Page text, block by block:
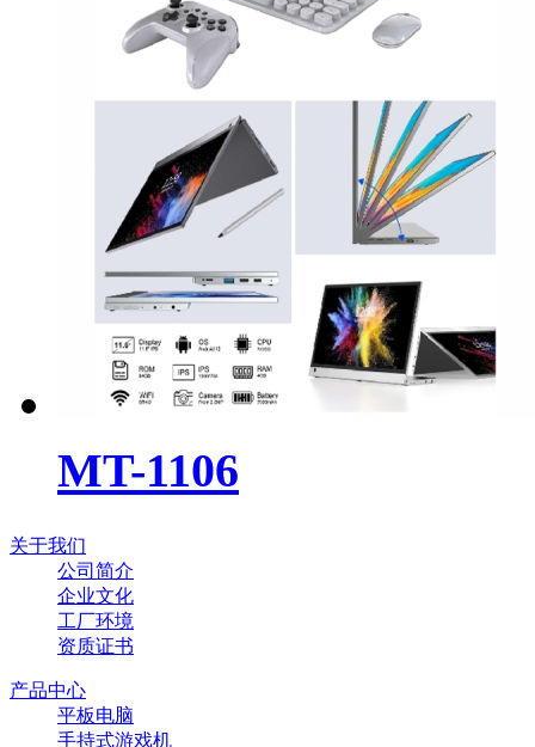
MT-1106
关于我们
公司简介
企业文化
工厂环境
资质证书
产品中心
平板电脑
手持式游戏机